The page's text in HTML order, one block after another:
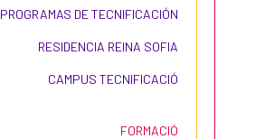
PROGRAMAS DE TECNIFICACIÓN
RESIDENCIA REINA SOFIA
CAMPUS TECNIFICACIÓ
FORMACIÓ